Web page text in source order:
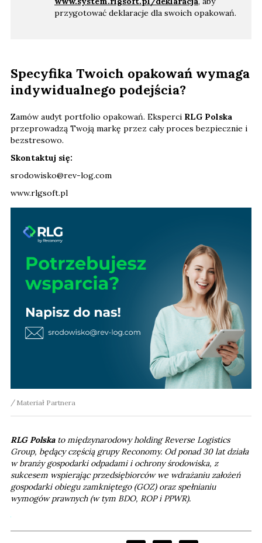
przygotować deklaracje dla swoich opakowań.
Specyfika Twoich opakowań wymaga
indywidualnego podejścia?
Zamów audyt portfolio opakowań. Eksperci RLG Polska
przeprowadzą Twoją markę przez cały proces bezpiecznie i
bezstresowo.
Skontaktuj się:
srodowisko@rev-log.com
www.rlgsoft.pl
Materiał Partnera
RLG Polska to międzynarodowy holding Reverse Logistics
Group, będący częścią grupy Reconomy. Od ponad 30 lat działa
w branży gospodarki odpadami i ochrony środowiska, z
sukcesem wspierając przedsiębiorców we wdrażaniu założeń
gospodarki obiegu zamkniętego (GOZ) oraz spełnianiu
wymogów prawnych (w tym BDO, ROP i PPWR).